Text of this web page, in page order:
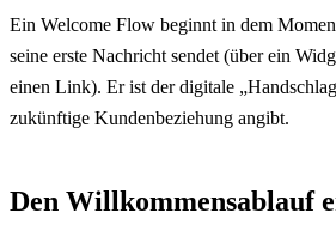
Ein Welcome Flow beginnt in dem
seine erste Nachricht sendet (über ein
einen Link). Er ist der digitale
zukünftige Kundenbeziehung angibt.
Den Willkommensablauf